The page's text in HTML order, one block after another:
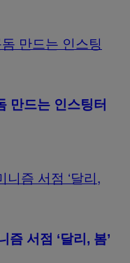
만드는 인스팅터
서점 ‘달리, 봄’